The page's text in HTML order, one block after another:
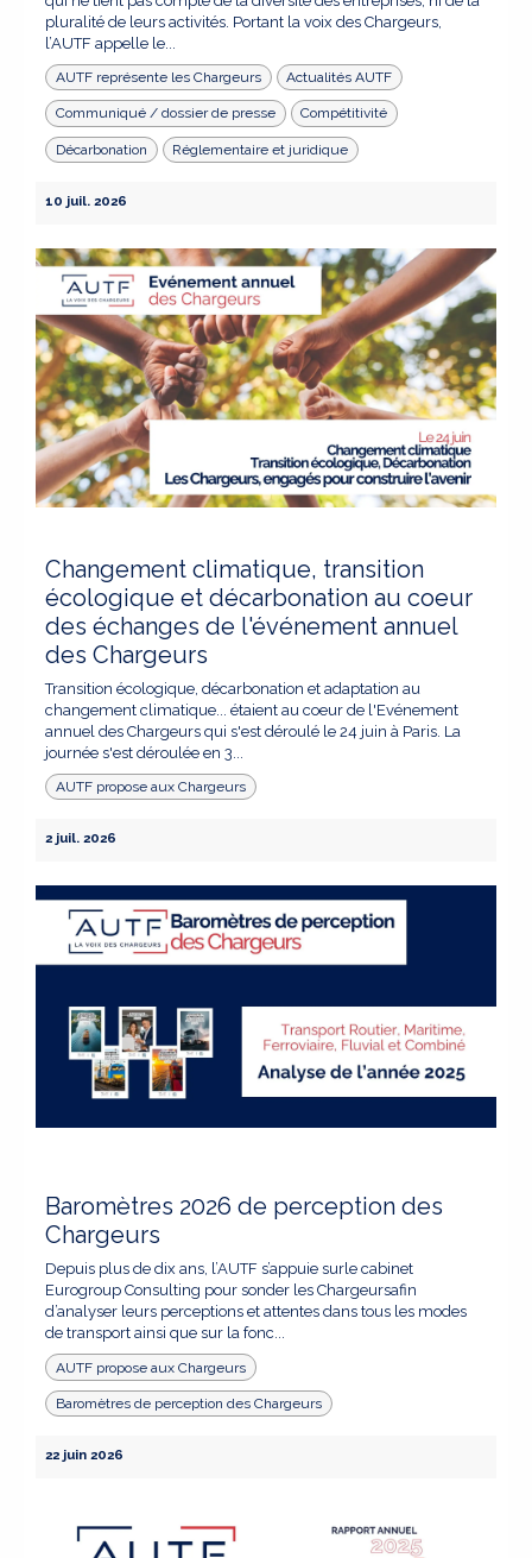
pluralité de leurs activités. Portant la voix des Chargeurs,
l’AUTF appelle le...
AUTF représente les Chargeurs Actualités AUTF
Communiqué / dossier de presse Compétitivité
Décarbonation Réglementaire et juridique
10 juil. 2026
Changement climatique, transition
écologique et décarbonation au coeur
des échanges de l'événement annuel
des Chargeurs
Transition écologique, décarbonation et adaptation au
changement climatique... étaient au coeur de l'Evénement
annuel des Chargeurs qui s'est déroulé le 24 juin à Paris. La
journée s'est déroulée en 3...
AUTF propose aux Chargeurs
2 juil. 2026
Baromètres 2026 de perception des
Chargeurs
Depuis plus de dix ans, l’AUTF s’appuie surle cabinet
Eurogroup Consulting pour sonder les Chargeursafin
d’analyser leurs perceptions et attentes dans tous les modes
de transport ainsi que sur la fonc...
AUTF propose aux Chargeurs
Baromètres de perception des Chargeurs
22 juin 2026